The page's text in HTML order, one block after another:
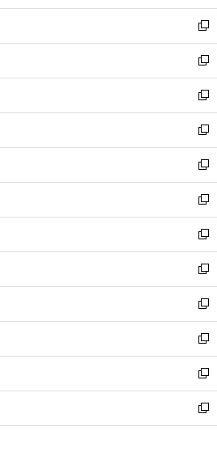
開
く
ウ
で
開
く
ン
ド
ウ
で
開
く
新
し
い
ウ
ィ
ン
ド
ウ
で
開
く
新
し
い
ウ
ィ
ン
ド
ウ
で
開
く
新
し
い
ウ
ィ
ン
ド
ウ
で
開
く
新
し
い
ウ
ィ
ン
ド
ウ
で
開
く
新
し
い
ウ
ィ
ン
ド
ウ
で
開
く
新
し
い
ウ
ィ
ン
ド
ウ
で
開
く
新
し
い
ウ
ィ
ン
ド
ウ
で
開
く
新
し
い
ウ
ィ
ン
ド
ウ
で
開
新
し
い
ウ
ィ
ン
ド
ウ
新
し
い
ウ
ィ
ン
新
し
い
ウ
新
し